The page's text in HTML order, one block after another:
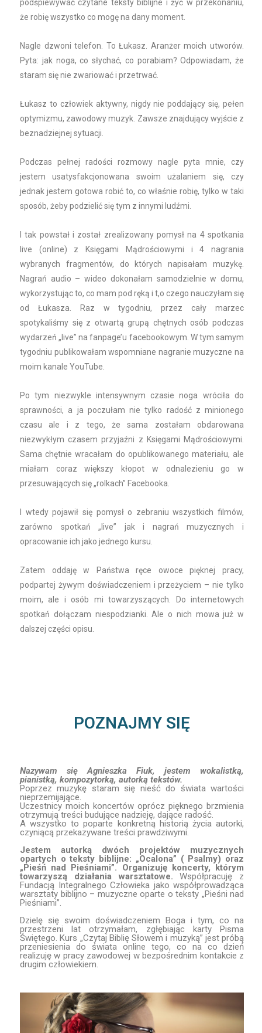
podśpiewywać czytane teksty biblijne i żyć w przekonaniu,
że robię wszystko co mogę na dany moment.
Nagle dzwoni telefon. To Łukasz. Aranżer moich utworów.
Pyta: jak noga, co słychać, co porabiam? Odpowiadam, że
staram się nie zwariować i przetrwać.
Łukasz to człowiek aktywny, nigdy nie poddający się, pełen
optymizmu, zawodowy muzyk. Zawsze znajdujący wyjście z
beznadziejnej sytuacji.
Podczas pełnej radości rozmowy nagle pyta mnie, czy
jestem usatysfakcjonowana swoim użalaniem się, czy
jednak jestem gotowa robić to, co właśnie robię, tylko w taki
sposób, żeby podzielić się tym z innymi ludźmi.
I tak powstał i został zrealizowany pomysł na 4 spotkania
live (online) z Księgami Mądrościowymi i 4 nagrania
wybranych fragmentów, do których napisałam muzykę.
Nagrań audio – wideo dokonałam samodzielnie w domu,
wykorzystując to, co mam pod ręką i t,o czego nauczyłam się
od Łukasza. Raz w tygodniu, przez cały marzec
spotykaliśmy się z otwartą grupą chętnych osób podczas
wydarzeń „live” na fanpage’u facebookowym. W tym samym
tygodniu publikowałam wspomniane nagranie muzyczne na
moim kanale YouTube.
Po tym niezwykle intensywnym czasie noga wróciła do
sprawności, a ja poczułam nie tylko radość z minionego
czasu ale i z tego, że sama zostałam obdarowana
niezwykłym czasem przyjaźni z Księgami Mądrościowymi.
Sama chętnie wracałam do opublikowanego materiału, ale
miałam coraz większy kłopot w odnalezieniu go w
przesuwających się „rolkach” Facebooka.
I wtedy pojawił się pomysł o zebraniu wszystkich filmów,
zarówno spotkań „live” jak i nagrań muzycznych i
opracowanie ich jako jednego kursu.
Zatem oddaję w Państwa ręce owoce pięknej pracy,
podpartej żywym doświadczeniem i przeżyciem – nie tylko
moim, ale i osób mi towarzyszących. Do internetowych
spotkań dołączam niespodzianki. Ale o nich mowa już w
dalszej części opisu.
POZNAJMY SIĘ
Nazywam się Agnieszka Fiuk, jestem wokalistką,
pianistką, kompozytorką, autorką tekstów.
Poprzez muzykę staram się nieść do świata wartości
nieprzemijające.
Uczestnicy moich koncertów oprócz pięknego brzmienia
otrzymują treści budujące nadzieję, dające radość.
A wszystko to poparte konkretną historią życia autorki,
czyniącą przekazywane treści prawdziwymi.
Jestem autorką dwóch projektów muzycznych
opartych o teksty biblijne: „Ocalona” ( Psalmy) oraz
„Pieśń nad Pieśniami”.
Organizuję koncerty, którym
towarzyszą działania warsztatowe. Współpracuję z
Fundacją Integralnego Człowieka jako współprowadząca
warsztaty biblijno – muzyczne oparte o teksty „Pieśni nad
Pieśniami”.
Dzielę się swoim doświadczeniem Boga i tym, co na
przestrzeni lat otrzymałam, zgłębiając karty Pisma
Świętego. Kurs „Czytaj Biblię Słowem i muzyką” jest próbą
przeniesienia do świata online tego, co na co dzień
realizuję w pracy zawodowej w bezpośrednim kontakcie z
drugim człowiekiem.